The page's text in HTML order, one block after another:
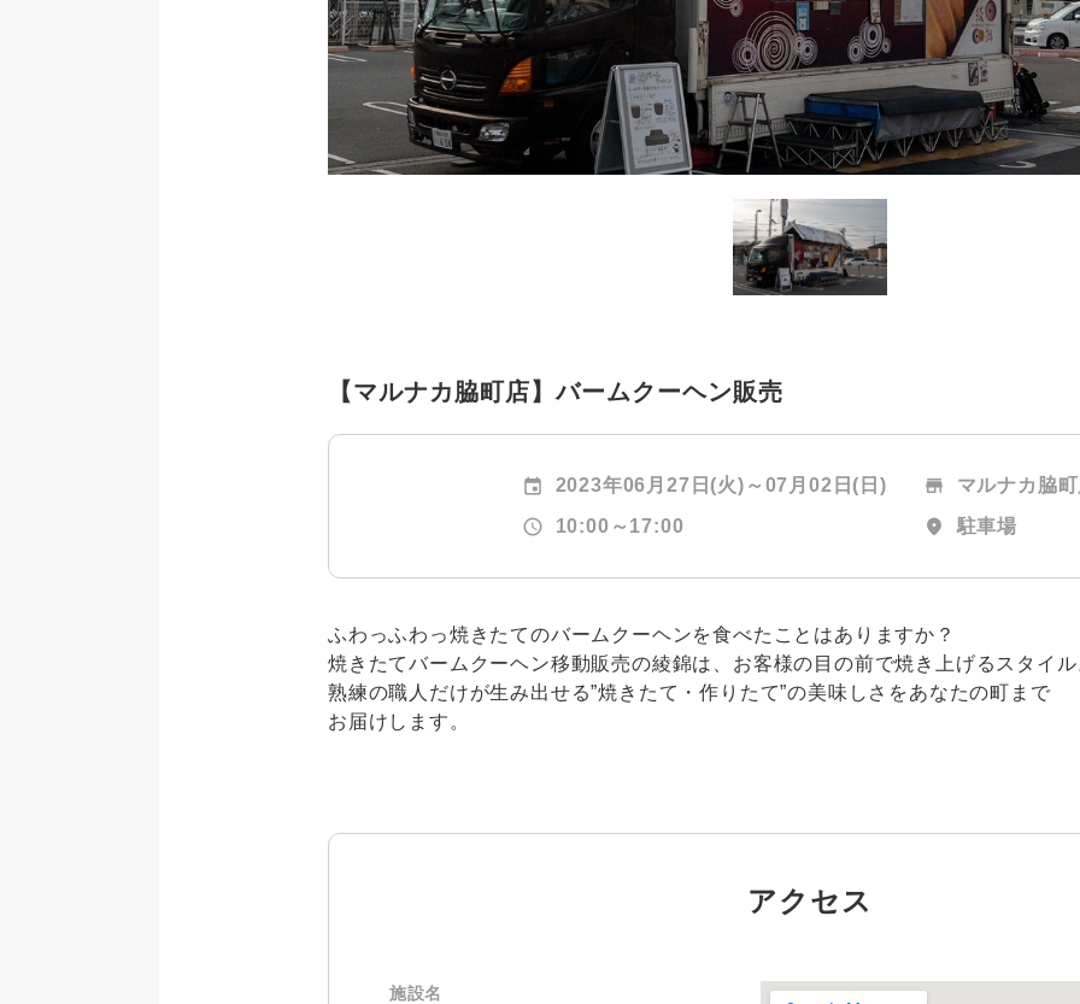
【マルナカ脇町店】バームクーヘン販売
event 2023年06月27日(火)～ 07月02日(日)
schedule 10:00～17:00
store マルナカ脇
location_on 駐車場
ふわっふわっ焼きたてのバームクーヘンを食べたことはありますか？
焼きたてバームクーヘン移動販売の綾錦は、お客様の目の前で焼き上げるスタイ
熟練の職人だけが生み出せる”焼きたて・作りたて”の美味しさをあなたの町まで
お届けします。
アクセス
施設名